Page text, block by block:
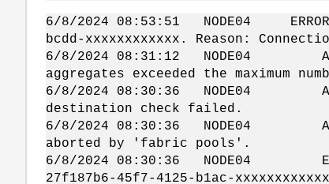
6/8/2024 08:53:51 NODE04
bcdd-xxxxxxxxxxxx. Reason:
6/8/2024 08:31:12 NODE04
aggregates exceeded the maximum
6/8/2024 08:30:36 NODE04
destination check failed.
6/8/2024 08:30:36 NODE04
aborted by 'fabric pools'.
6/8/2024 08:30:36 NODE04
27f187b6-45f7-4125-b1ac-